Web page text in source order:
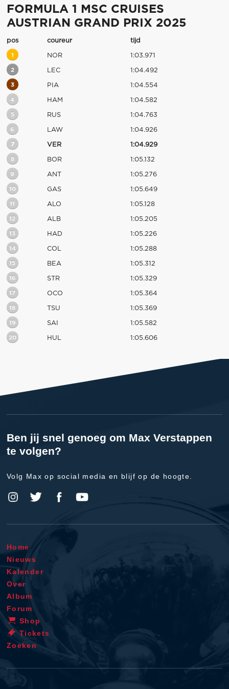
FORMULA 1 MSC CRUISES
AUSTRIAN GRAND PRIX 2025
pos coureur tijd
1 NOR 1:03.971
2 LEC 1:04.492
3 PIA 1:04.554
4 HAM 1:04.582
5 RUS 1:04.763
6 LAW 1:04.926
7 VER 1:04.929
8 BOR 1:05.132
9 ANT 1:05.276
10 GAS 1:05.649
11 ALO 1:05.128
12 ALB 1:05.205
13 HAD 1:05.226
14 COL 1:05.288
15 BEA 1:05.312
16 STR 1:05.329
17 OCO 1:05.364
18 TSU 1:05.369
19 SAI 1:05.582
20 HUL 1:05.606
Ben jij snel genoeg om Max Verstappen
te volgen?
Volg Max op social media en blijf op de hoogte.
Home
Nieuws
Kalender
Over
Album
Forum
Shop
Tickets
Zoeken